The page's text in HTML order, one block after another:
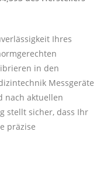
Ihres
in den
Messgeräte
nach aktuellen
stellt sicher, dass Ihr
präzise